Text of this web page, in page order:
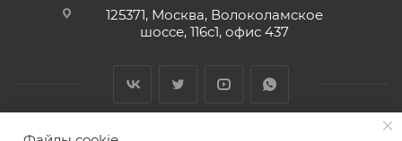
125371, Москва, Волоколамское
шоссе, 116с1, офис 437